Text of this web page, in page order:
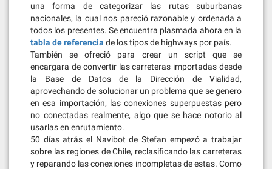
una forma de categorizar las rutas suburbanas
nacionales, la cual nos pareció razonable y ordenada a
todos los presentes. Se encuentra plasmada ahora en la
tabla de referencia de los tipos de highways por país.
También se ofreció para crear un script que se
encargara de convertir las carreteras importadas desde
la Base de Datos de la Dirección de Vialidad,
aprovechando de solucionar un problema que se genero
en esa importación, las conexiones superpuestas pero
no conectadas realmente, algo que se hace notorio al
usarlas en enrutamiento.
50 días atrás el Navibot de Stefan empezó a trabajar
sobre las regiones de Chile, reclasificando las carreteras
y reparando las conexiones incompletas de estas. Como